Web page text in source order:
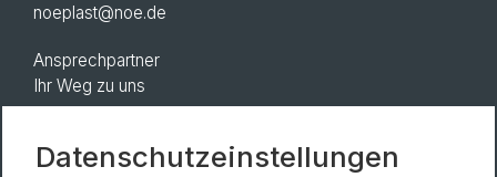
noeplast@noe.de
Ansprechpartner
Ihr Weg zu uns
Datenschutzeinstellungen